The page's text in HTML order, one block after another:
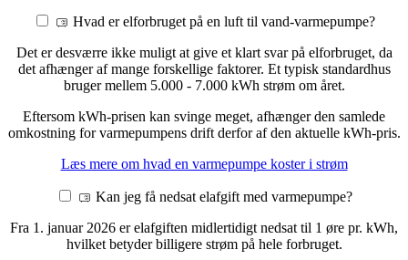
Hvad er elforbruget på en luft til vand-varmepumpe?
Det er desværre ikke muligt at give et klart svar på elforbruget, da
det afhænger af mange forskellige faktorer. Et typisk standardhus
bruger mellem 5.000 - 7.000 kWh strøm om året.
Eftersom kWh-prisen kan svinge meget, afhænger den samlede
omkostning for varmepumpens drift derfor af den aktuelle kWh-pris.
Læs mere om hvad en varmepumpe koster i strøm
Kan jeg få nedsat elafgift med varmepumpe?
Fra 1. januar 2026 er elafgiften midlertidigt nedsat til 1 øre pr. kWh,
hvilket betyder billigere strøm på hele forbruget.